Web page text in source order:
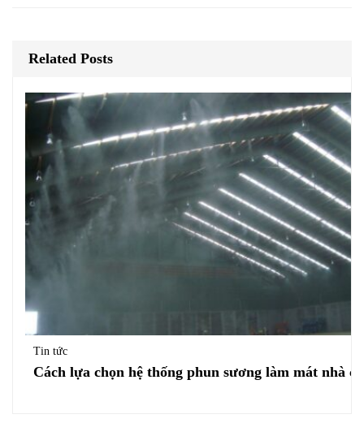
Related Posts
Tin tức
Cách lựa chọn hệ thống phun sương làm mát nhà